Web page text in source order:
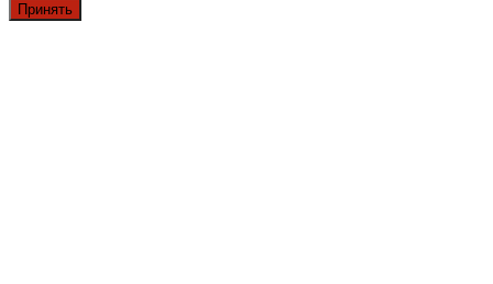
Принять